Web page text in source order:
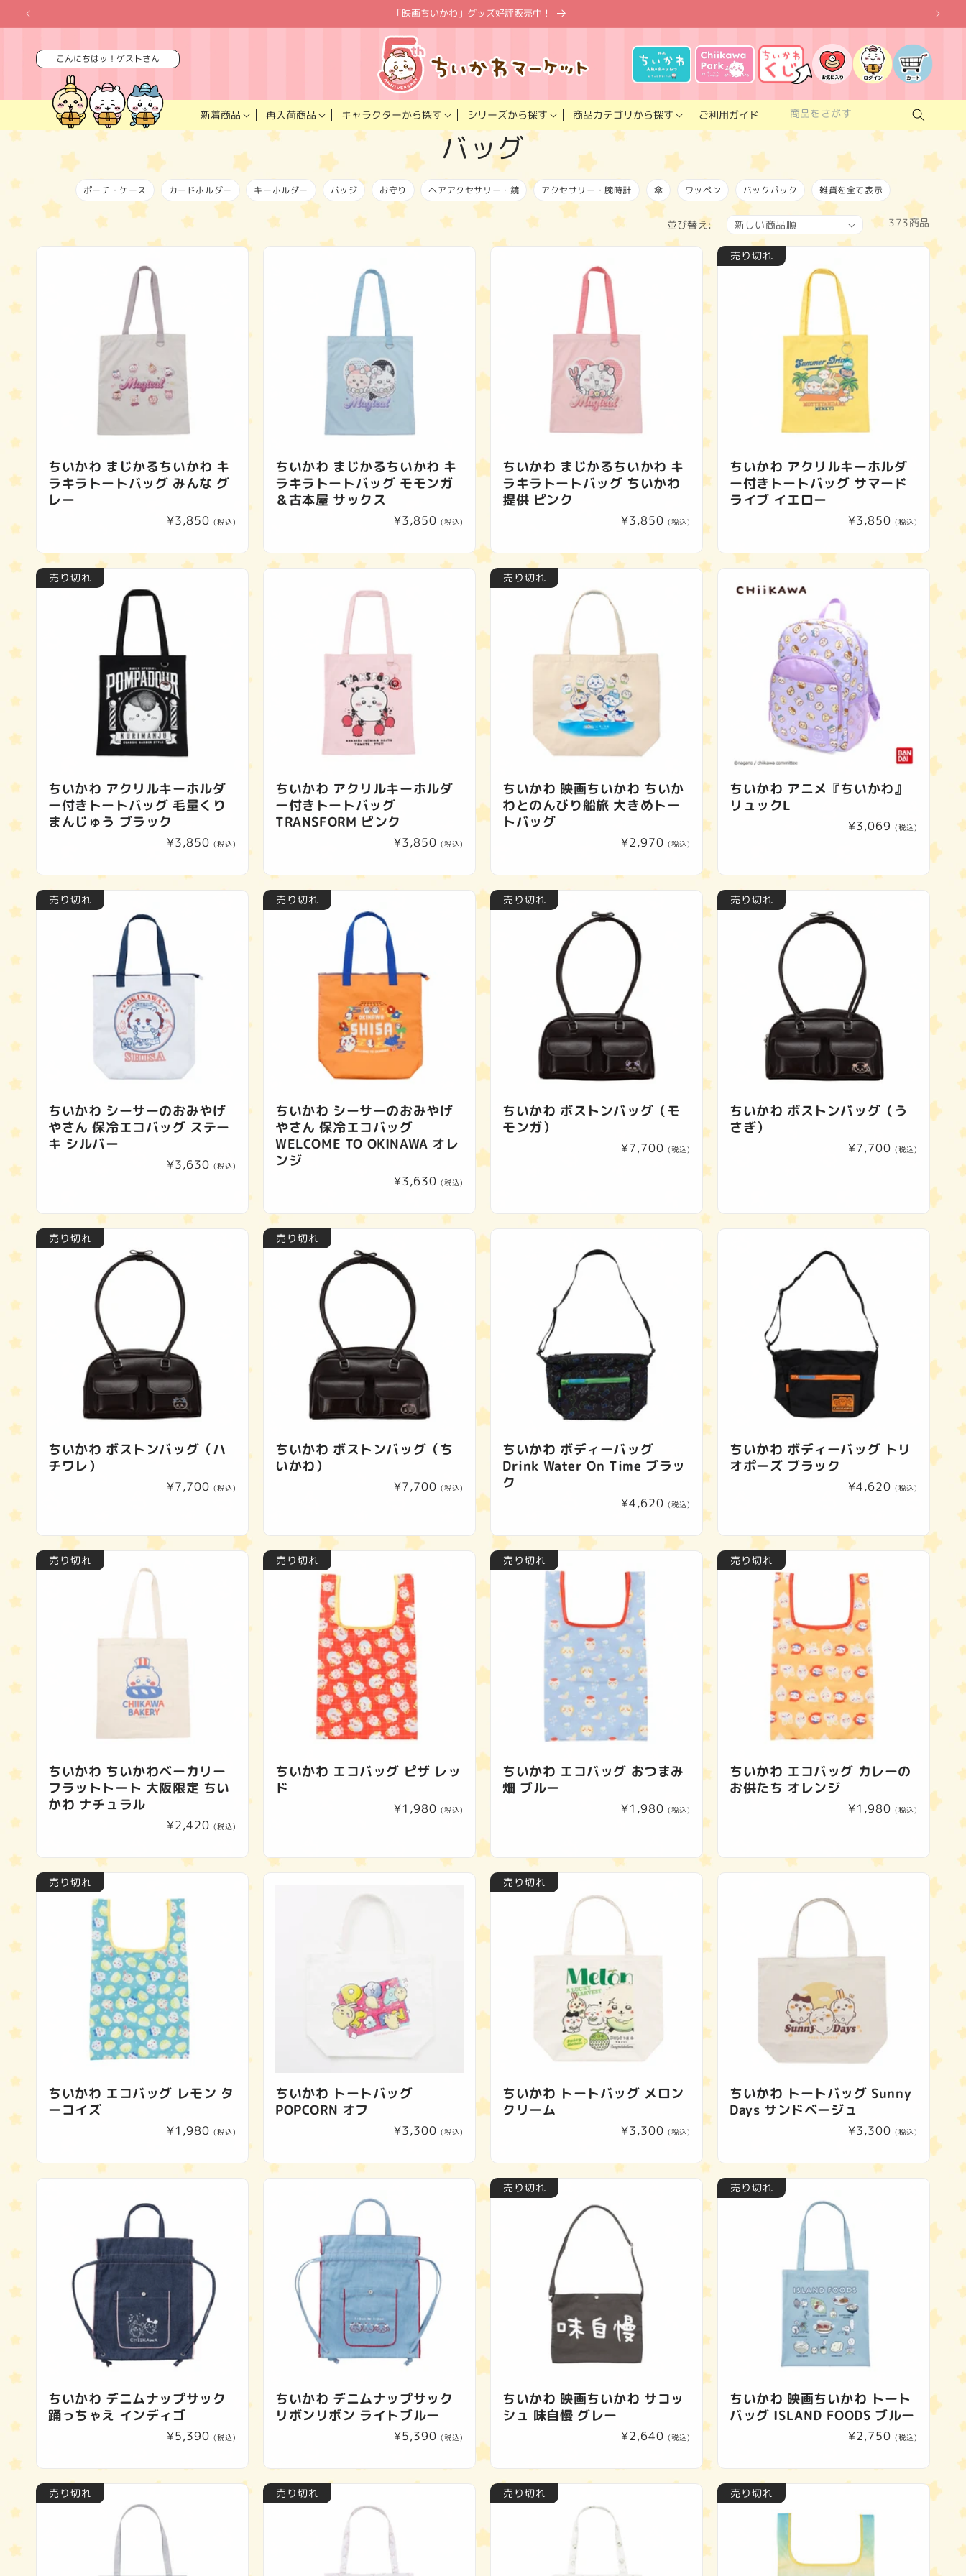
ンツに
進む
「映画ちいかわ」グッズ好評販売中！
こんにちはッ！ゲストさん
新着商品 再入荷商品 キャラクターから探す シリーズから探す 商品カテゴリから探す ご利用ガイド
入
り
ス
ト
グ
イ
カ
ー
ト
コ
レ
ク
バッグ
ポーチ・ケース カードホルダー キーホルダー バッジ お守り ヘアアクセサリー・鏡 アクセサリー・腕時計 傘 ワッペン バックパック 雑貨を全て表示
並び替え: 373商品
ちいかわ まじかるちいかわ キ
ラキラトートバッグ みんな グ
レー
通
¥3,850 (税込)
ちいかわ まじかるちいかわ キ
ラキラトートバッグ モモンガ
＆古本屋 サックス
通
価
¥3,850 (税込)
ちいかわ まじかるちいかわ キ
ラキラトートバッグ ちいかわ
提供 ピンク
通
価
格
¥3,850 (税込)
売り切れ
ちいかわ アクリルキーホルダ
ー付きトートバッグ サマード
ライブ イエロー
通
¥3,850 (税込)
売り切れ
ちいかわ アクリルキーホルダ
ー付きトートバッグ 毛量くり
まんじゅう ブラック
通
価
¥3,850 (税込)
ちいかわ アクリルキーホルダ
ー付きトートバッグ
TRANSFORM ピンク
通
格
¥3,850 (税込)
売り切れ
ちいかわ 映画ちいかわ ちいか
わとのんびり船旅 大きめトー
トバッグ
通
価
¥2,970 (税込)
ちいかわ アニメ『ちいかわ』
リュックL
通
¥3,069 (税込)
売り切れ
ちいかわ シーサーのおみやげ
やさん 保冷エコバッグ ステー
キ シルバー
通
格
¥3,630 (税込)
売り切れ
ちいかわ シーサーのおみやげ
やさん 保冷エコバッグ
WELCOME TO OKINAWA オレ
ンジ
通
¥3,630 (税込)
売り切れ
ちいかわ ボストンバッグ（モ
モンガ）
通
¥7,700 (税込)
売り切れ
ちいかわ ボストンバッグ（う
さぎ）
通
¥7,700 (税込)
売り切れ
ちいかわ ボストンバッグ（ハ
チワレ）
通
格
¥7,700 (税込)
売り切れ
ちいかわ ボストンバッグ（ち
いかわ）
通
格
¥7,700 (税込)
ちいかわ ボディーバッグ
Drink Water On Time ブラッ
ク
通
¥4,620 (税込)
ちいかわ ボディーバッグ トリ
オポーズ ブラック
通
格
¥4,620 (税込)
売り切れ
ちいかわ ちいかわベーカリー
フラットトート 大阪限定 ちい
かわ ナチュラル
通
価
¥2,420 (税込)
売り切れ
ちいかわ エコバッグ ピザ レッ
ド
通
¥1,980 (税込)
売り切れ
ちいかわ エコバッグ おつまみ
畑 ブルー
通
格
¥1,980 (税込)
売り切れ
ちいかわ エコバッグ カレーの
お供たち オレンジ
通
¥1,980 (税込)
売り切れ
ちいかわ エコバッグ レモン タ
ーコイズ
通
価
格
¥1,980 (税込)
ちいかわ トートバッグ
POPCORN オフ
通
¥3,300 (税込)
売り切れ
ちいかわ トートバッグ メロン
クリーム
通
価
¥3,300 (税込)
ちいかわ トートバッグ Sunny
Days サンドベージュ
通
¥3,300 (税込)
ちいかわ デニムナップサック
踊っちゃえ インディゴ
通
¥5,390 (税込)
ちいかわ デニムナップサック
リボンリボン ライトブルー
通
¥5,390 (税込)
売り切れ
ちいかわ 映画ちいかわ サコッ
シュ 味自慢 グレー
通
価
¥2,640 (税込)
売り切れ
ちいかわ 映画ちいかわ トート
バッグ ISLAND FOODS ブルー
通
格
¥2,750 (税込)
売り切れ 売り切れ 売り切れ 売り切れ